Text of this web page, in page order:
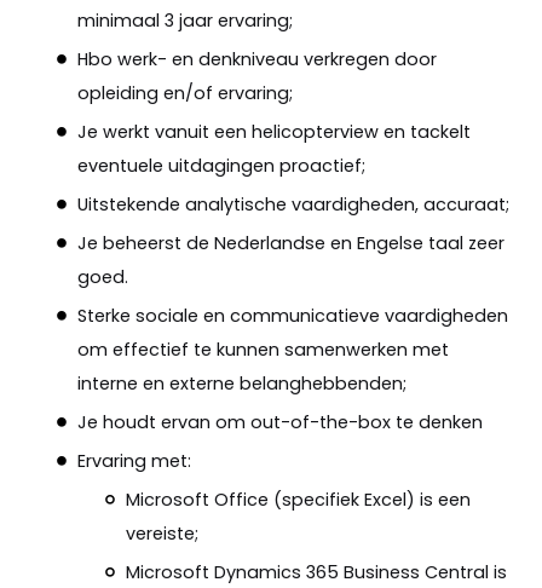
minimaal 3 jaar ervaring;
Hbo werk- en denkniveau verkregen door
opleiding en/of ervaring;
Je werkt vanuit een helicopterview en tackelt
eventuele uitdagingen proactief;
Uitstekende analytische vaardigheden, accuraat;
Je beheerst de Nederlandse en Engelse taal zeer
goed.
Sterke sociale en communicatieve vaardigheden
om effectief te kunnen samenwerken met
interne en externe belanghebbenden;
Je houdt ervan om out-of-the-box te denken
Ervaring met:
Microsoft Office (specifiek Excel) is een
vereiste;
Microsoft Dynamics 365 Business Central is